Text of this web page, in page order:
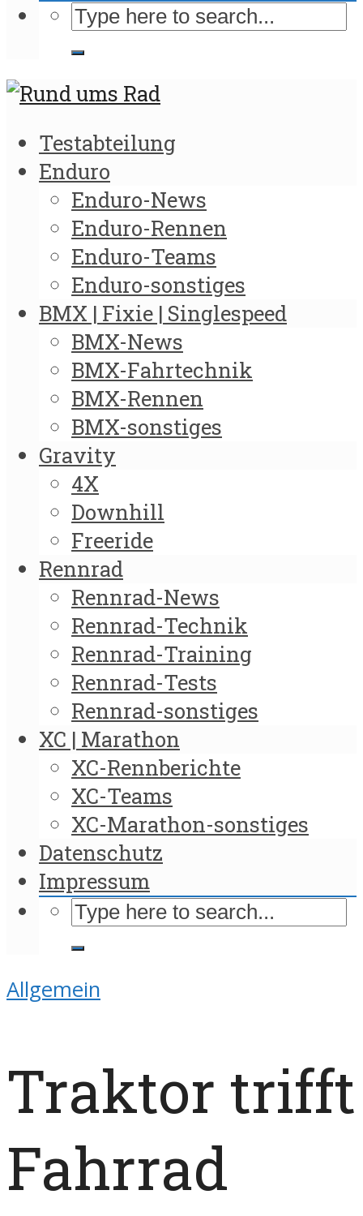
Testabteilung
Enduro
Enduro-News
Enduro-Rennen
Enduro-Teams
Enduro-sonstiges
BMX | Fixie | Singlespeed
BMX-News
BMX-Fahrtechnik
BMX-Rennen
BMX-sonstiges
Gravity
4X
Downhill
Freeride
Rennrad
Rennrad-News
Rennrad-Technik
Rennrad-Training
Rennrad-Tests
Rennrad-sonstiges
XC | Marathon
XC-Rennberichte
XC-Teams
XC-Marathon-sonstiges
Datenschutz
Impressum
Allgemein
Traktor trifft
Fahrrad